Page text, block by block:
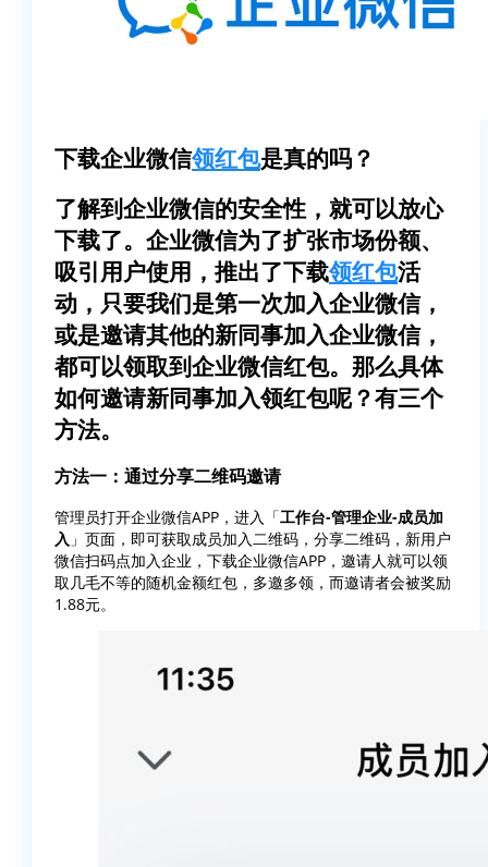
下载企业微信领红包是真的吗？
了解到企业微信的安全性，就可以放心
下载了。企业微信为了扩张市场份额、
吸引用户使用，推出了下载领红包活
动，只要我们是第一次加入企业微信，
或是邀请其他的新同事加入企业微信，
都可以领取到企业微信红包。那么具体
如何邀请新同事加入领红包呢？有三个
方法。
方法一：通过分享二维码邀请
管理员打开企业微信APP，进入「工作台-管理企业-成员加
入 」页面，即可获取成员加入二维码，分享二维码，新用户
微信扫码点加入企业，下载企业微信APP，邀请人就可以领
取几毛不等的随机金额红包，多邀多领，而邀请者会被奖励
1.88元。